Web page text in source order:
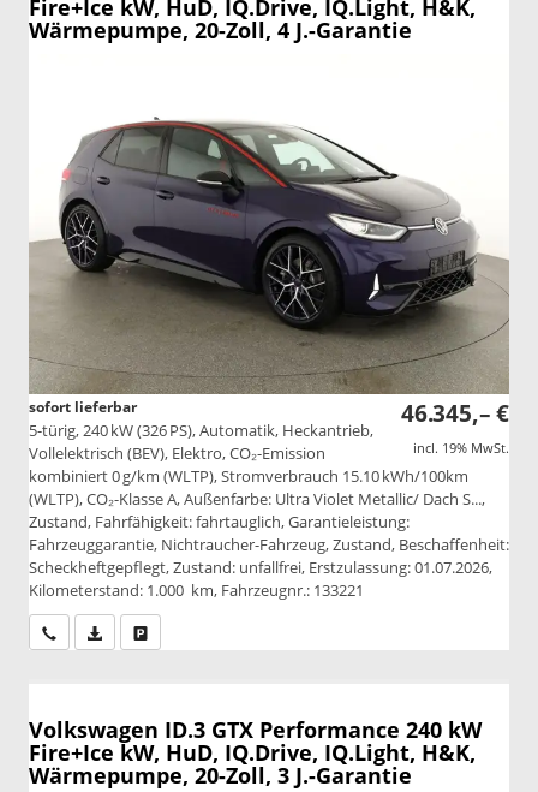
Fire+Ice kW, HuD, IQ.Drive, IQ.Light, H&K,
Wärmepumpe, 20-Zoll, 4 J.-Garantie
46.345,– €
incl. 19% MwSt.
sofort lieferbar
5-türig, 240 kW (326 PS), Automatik, Heckantrieb,
Vollelektrisch (BEV), Elektro, CO₂-Emission
kombiniert 0 g/km (WLTP), Stromverbrauch 15.10 kWh/100km
(WLTP), CO₂-Klasse A, Außenfarbe: Ultra Violet Metallic/ Dach S...,
Zustand, Fahrfähigkeit: fahrtauglich, Garantieleistung:
Fahrzeuggarantie, Nichtraucher-Fahrzeug, Zustand, Beschaffenheit:
Scheckheftgepflegt, Zustand: unfallfrei, Erstzulassung: 01.07.2026,
Kilometerstand: 1.000 km, Fahrzeugnr.: 133221
Wir rufen Sie anPDF-Datei, Fahrzeugexposé drucken
Volkswagen ID.3 GTX Performance 240 kW
Fire+Ice kW, HuD, IQ.Drive, IQ.Light, H&K,
Wärmepumpe, 20-Zoll, 3 J.-Garantie